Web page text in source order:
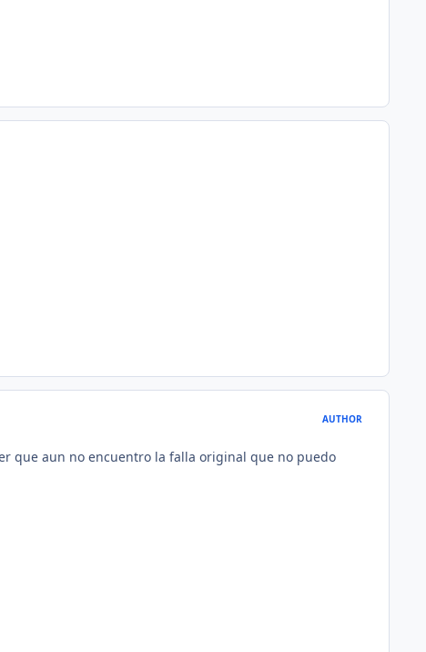
AUTHOR
que aun no encuentro la falla original que no puedo